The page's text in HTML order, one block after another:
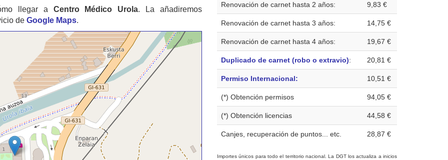
llegar a Centro Médico Urola. La añadiremos
de Google Maps.
Renovación de carnet hasta 2 años: 9,83 €
Renovación de carnet hasta 3 años: 14,75 €
Renovación de carnet hasta 4 años: 19,67 €
Duplicado de carnet (robo o extravio): 20,81 €
Permiso Internacional: 10,51 €
(*) Obtención permisos 94,05 €
(*) Obtención licencias 44,58 €
Canjes, recuperación de puntos... etc. 28,87 €
Importes únicos para todo el territorio nacional. La DGT los actualiza a inicios